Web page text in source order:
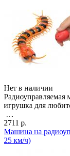
Нет в наличии
игрушка для
…
2711 р.
Машина на
25 км/ч)